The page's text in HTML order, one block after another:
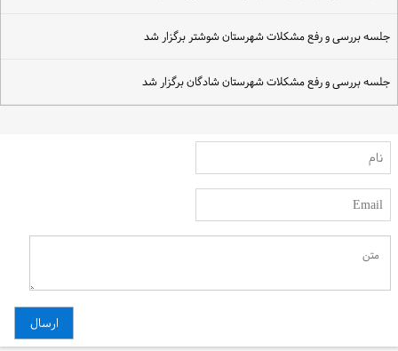
جلسه بررسی و رفع مشکلات شهرستان شوشتر برگزار شد
جلسه بررسی و رفع مشکلات شهرستان شادگان برگزار شد